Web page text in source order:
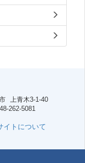
上青木3-1-40
262-5081
イトについて